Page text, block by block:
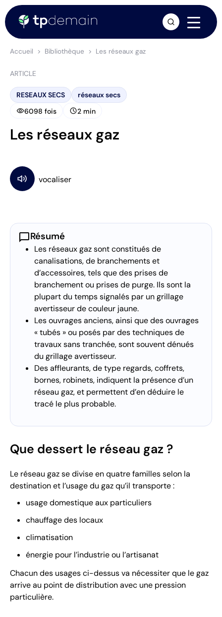
Accueil Bibliothèque Les réseaux gaz
ARTICLE
RESEAUX SECS réseaux secs
visibility6098 fois schedule2 min
Les réseaux gaz
chat_bubbleRésumé
Les réseaux gaz sont constitués de
canalisations, de branchements et
d’accessoires, tels que des prises de
branchement ou prises de purge. Ils sont la
plupart du temps signalés par un grillage
avertisseur de couleur jaune.
Les ouvrages anciens, ainsi que des ouvrages
« tubés » ou posés par des techniques de
travaux sans tranchée, sont souvent dénués
du grillage avertisseur.
Des affleurants, de type regards, coffrets,
bornes, robinets, indiquent la présence d’un
réseau gaz, et permettent d’en déduire le
tracé le plus probable.
Que dessert le réseau gaz ?
Le réseau gaz se divise en quatre familles selon la
destination et l’usage du gaz qu’il transporte :
usage domestique aux particuliers
chauffage des locaux
climatisation
énergie pour l’industrie ou l’artisanat
Chacun des usages ci-dessus va nécessiter que le gaz
arrive au point de distribution avec une pression
particulière.
arrow_forward